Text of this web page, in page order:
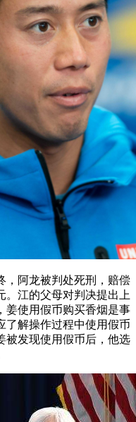
，阿龙被判处死刑，赔偿
。江的父母对判决提出上
姜使用假币购买香烟是事
了解操作过程中使用假币
被发现使用假币后，他选